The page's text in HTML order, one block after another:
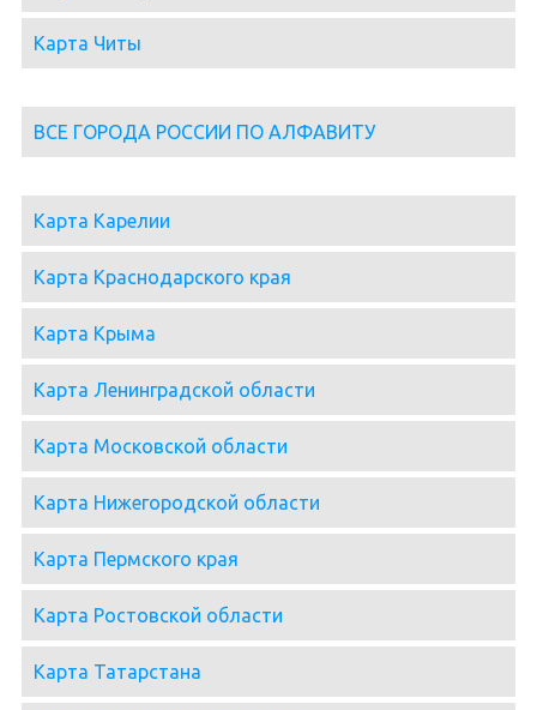
Карта Читы
ВСЕ ГОРОДА РОССИИ ПО АЛФАВИТУ
Карта Карелии
Карта Краснодарского края
Карта Крыма
Карта Ленинградской области
Карта Московской области
Карта Нижегородской области
Карта Пермского края
Карта Ростовской области
Карта Татарстана